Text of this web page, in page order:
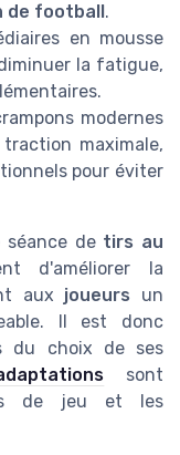
football .
en mousse
la fatigue,
modernes
maximale,
pour éviter
séance de tirs au
d'améliorer la
aux joueurs un
Il est donc
du choix de ses
sont
de jeu et les